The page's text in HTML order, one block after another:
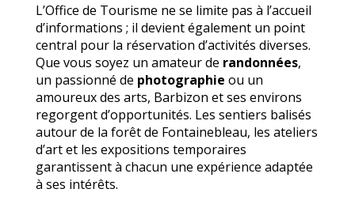
L’Office de Tourisme ne se limite pas à l’accueil
d’informations ; il devient également un point
central pour la réservation d’activités diverses.
Que vous soyez un amateur de randonnées,
un passionné de photographie ou un
amoureux des arts, Barbizon et ses environs
regorgent d’opportunités. Les sentiers balisés
autour de la forêt de Fontainebleau, les ateliers
d’art et les expositions temporaires
garantissent à chacun une expérience adaptée
à ses intérêts.